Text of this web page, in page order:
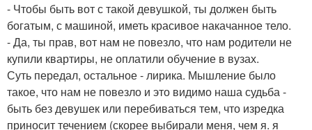
- Чтобы быть вот с такой девушкой, ты должен быть
богатым, с машиной, иметь красивое накачанное тело.
- Да, ты прав, вот нам не повезло, что нам родители не
купили квартиры, не оплатили обучение в вузах.
Суть передал, остальное - лирика. Мышление было
такое, что нам не повезло и это видимо наша судьба -
быть без девушек или перебиваться тем, что изредка
приносит течением (скорее выбирали меня, чем я. я